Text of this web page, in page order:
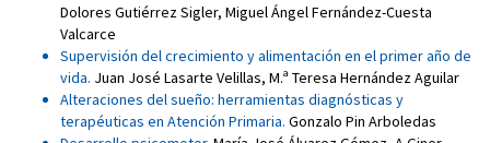
Dolores Gutiérrez Sigler, Miguel Ángel Fernández-Cuesta
Valcarce
Supervisión del crecimiento y alimentación en el primer año de
vida. Juan José Lasarte Velillas, M.ª Teresa Hernández Aguilar
Alteraciones del sueño: herramientas diagnósticas y
terapéuticas en Atención Primaria. Gonzalo Pin Arboledas